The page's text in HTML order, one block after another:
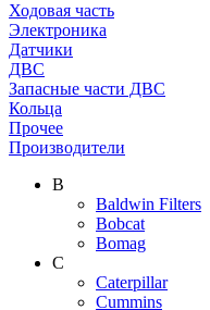
Ходовая часть
Электроника
Датчики
ДВС
Запасные части ДВС
Кольца
Прочее
Производители
B
Baldwin Filters
Bobcat
Bomag
C
Caterpillar
Cummins